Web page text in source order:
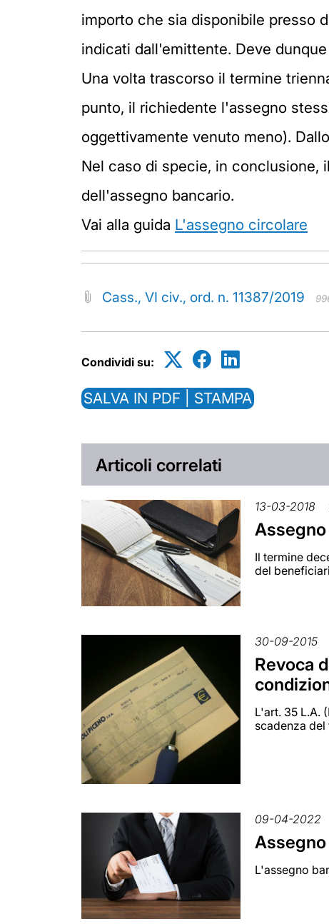
importo che sia disponibile presso
indicati dall'emittente. Deve
Una volta trascorso il termine
punto, il richiedente l'assegno
oggettivamente venuto meno).
Nel caso di specie, in conclusione,
dell'assegno bancario.
Vai alla guida L'assegno circolare
Cass., VI civ., ord. n. 11387/2019
Condividi su:
SALVA IN PDF | STAMPA
Articoli correlati
13-03-2018
Il termine
del
30-09-2015
Revoca
L'art. 35 L.A.
scadenza
09-04-2022
L'assegno